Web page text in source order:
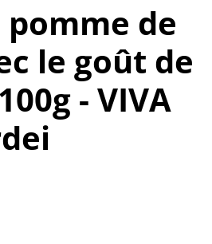
pomme de
le goût de
- VIVA